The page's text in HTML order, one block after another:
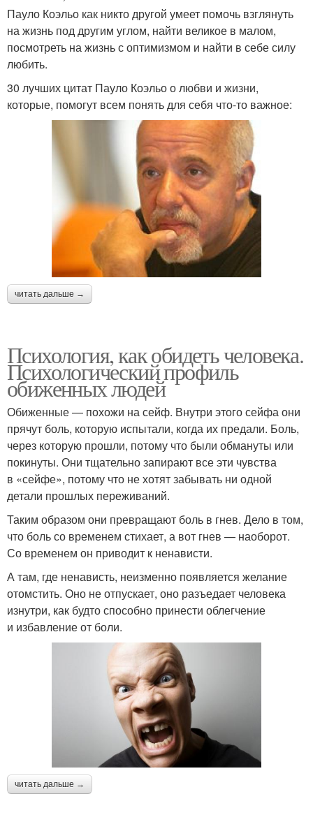
Пауло Коэльо как никто другой умеет помочь взглянуть
на жизнь под другим углом, найти великое в малом,
посмотреть на жизнь с оптимизмом и найти в себе силу
любить.
30 лучших цитат Пауло Коэльо о любви и жизни,
которые, помогут всем понять для себя что-то важное:
читать дальше →
Психология, как обидеть человека.
Психологический профиль
обиженных людей
Обиженные — похожи на сейф. Внутри этого сейфа они
прячут боль, которую испытали, когда их предали. Боль,
через которую прошли, потому что были обмануты или
покинуты. Они тщательно запирают все эти чувства
в «сейфе», потому что не хотят забывать ни одной
детали прошлых переживаний.
Таким образом они превращают боль в гнев. Дело в том,
что боль со временем стихает, а вот гнев — наоборот.
Со временем он приводит к ненависти.
А там, где ненависть, неизменно появляется желание
отомстить. Оно не отпускает, оно разъедает человека
изнутри, как будто способно принести облегчение
и избавление от боли.
читать дальше →